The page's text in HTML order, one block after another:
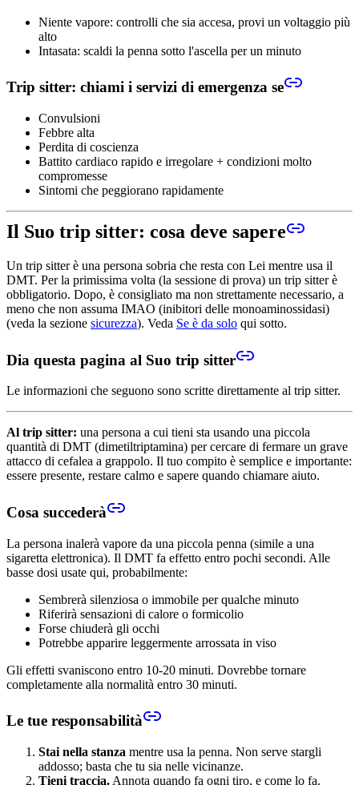
Niente vapore: controlli che sia accesa, provi un voltaggio più
alto
Intasata: scaldi la penna sotto l'ascella per un minuto
Trip sitter: chiami i servizi di emergenza se
Convulsioni
Febbre alta
Perdita di coscienza
Battito cardiaco rapido e irregolare + condizioni molto
compromesse
Sintomi che peggiorano rapidamente
Il Suo trip sitter: cosa deve sapere
Un trip sitter è una persona sobria che resta con Lei mentre usa il
DMT. Per la primissima volta (la sessione di prova) un trip sitter è
obbligatorio. Dopo, è consigliato ma non strettamente necessario, a
meno che non assuma IMAO (inibitori delle monoaminossidasi)
(veda la sezione sicurezza). Veda Se è da solo qui sotto.
Dia questa pagina al Suo trip sitter
Le informazioni che seguono sono scritte direttamente al trip sitter.
Al trip sitter: una persona a cui tieni sta usando una piccola
quantità di DMT (dimetiltriptamina) per cercare di fermare un grave
attacco di cefalea a grappolo. Il tuo compito è semplice e importante:
essere presente, restare calmo e sapere quando chiamare aiuto.
Cosa succederà
La persona inalerà vapore da una piccola penna (simile a una
sigaretta elettronica). Il DMT fa effetto entro pochi secondi. Alle
basse dosi usate qui, probabilmente:
Sembrerà silenziosa o immobile per qualche minuto
Riferirà sensazioni di calore o formicolio
Forse chiuderà gli occhi
Potrebbe apparire leggermente arrossata in viso
Gli effetti svaniscono entro 10-20 minuti. Dovrebbe tornare
completamente alla normalità entro 30 minuti.
Le tue responsabilità
Stai nella stanza mentre usa la penna. Non serve stargli
addosso; basta che tu sia nelle vicinanze.
Tieni traccia. Annota quando fa ogni tiro, e come lo fa.